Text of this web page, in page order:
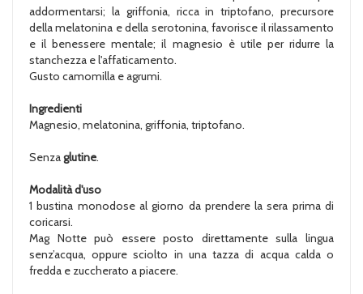
addormentarsi; la griffonia, ricca in triptofano, precursore
della melatonina e della serotonina, favorisce il rilassamento
e il benessere mentale; il magnesio è utile per ridurre la
stanchezza e l'affaticamento.
Gusto camomilla e agrumi.
Ingredienti
Magnesio, melatonina, griffonia, triptofano.
Senzaglutine.
Modalità d'uso
1 bustina monodose al giorno da prendere la sera prima di
coricarsi.
Mag Notte può essere posto direttamente sulla lingua
senz’acqua, oppure sciolto in una tazza di acqua calda o
fredda e zuccherato a piacere.